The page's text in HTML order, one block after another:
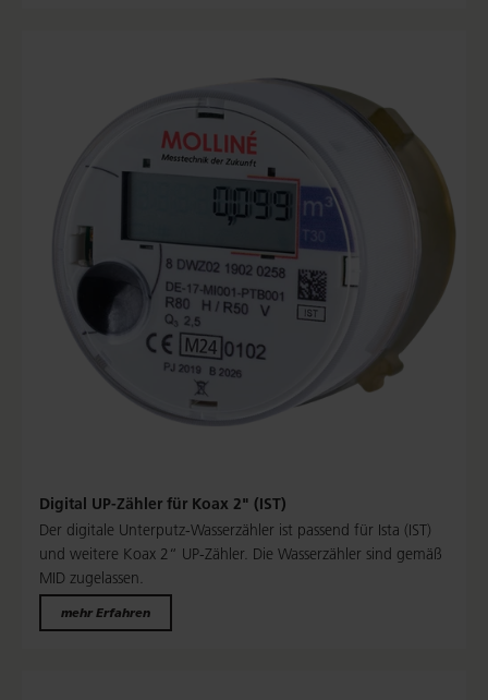
Digital UP-Zähler für Koax 2" (IST)
Der digitale Unterputz-Wasserzähler ist passend für Ista (IST)
und weitere Koax 2“ UP-Zähler. Die Wasserzähler sind gemäß
MID zugelassen.
mehr Erfahren